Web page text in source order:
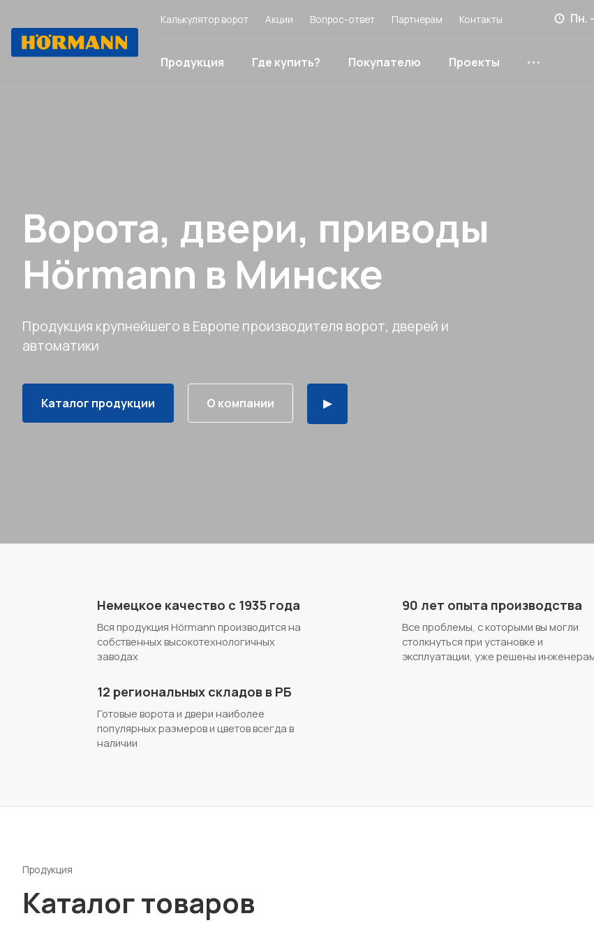
Калькулятор ворот Акции Вопрос-ответ Партнерам Контакты Пн.
Продукция Где купить? Покупателю Проекты
Ворота, двери, приводы
Hörmann в Минске
Продукция крупнейшего в Европе производителя ворот, дверей и
автоматики
Каталог продукции О компании
Немецкое качество с 1935 года
Вся продукция Hörmann производится на
собственных высокотехнологичных
заводах
90 лет опыта производства
Все проблемы, с которыми вы могли
столкнуться при установке и
эксплуатации, уже решены
12 региональных складов в РБ
Готовые ворота и двери наиболее
популярных размеров и цветов всегда в
наличии
Продукция
Каталог товаров